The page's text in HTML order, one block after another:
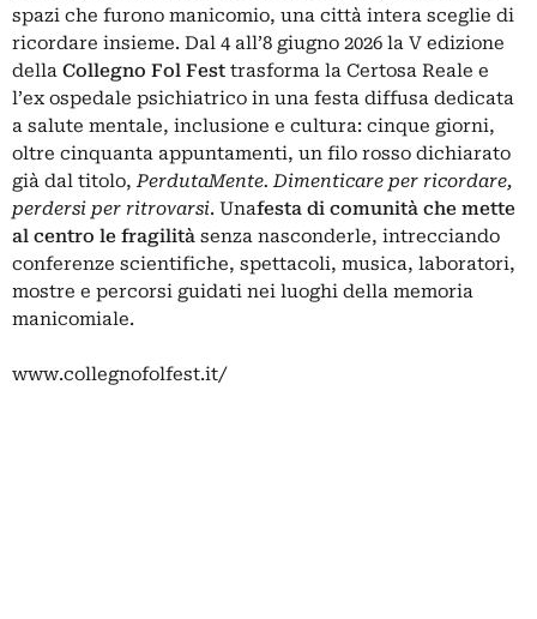
spazi che furono manicomio, una città intera sceglie di
ricordare insieme. Dal 4 all’8 giugno 2026 la V edizione
della Collegno Fol Fest trasforma la Certosa Reale e
l’ex ospedale psichiatrico in una festa diffusa dedicata
a salute mentale, inclusione e cultura: cinque giorni,
oltre cinquanta appuntamenti, un filo rosso dichiarato
già dal titolo,PerdutaMente. Dimenticare per ricordare,
perdersi per ritrovarsi. Unafesta di comunità che mette
al centro le fragilità senza nasconderle, intrecciando
conferenze scientifiche, spettacoli, musica, laboratori,
mostre e percorsi guidati nei luoghi della memoria
manicomiale.
www.collegnofolfest.it/